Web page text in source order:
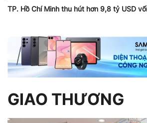
TP. Hồ Chí Minh thu hút hơn 9,8 tỷ USD
GIAO THƯƠNG